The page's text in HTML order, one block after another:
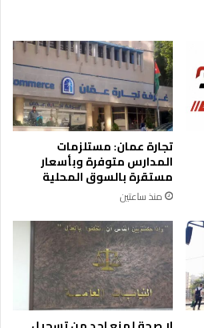
تجارة عمان: مستلزمات
المدارس متوفرة وبأسعار
مستقرة بالسوق المحلية
منذ ساعتين